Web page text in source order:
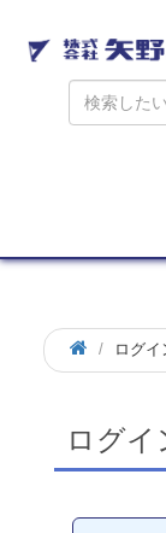
ログイ
ログイ